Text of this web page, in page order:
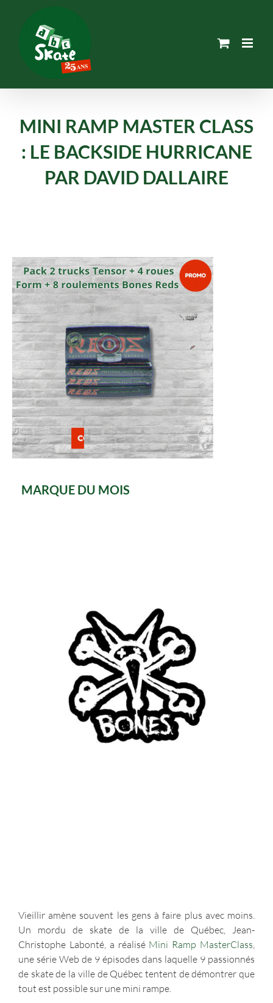
MINI RAMP MASTER CLASS
: LE BACKSIDE HURRICANE
PAR DAVID DALLAIRE
Vieillir amène souvent les gens à faire plus avec moins.
Un mordu de skate de la ville de Québec, Jean-
Christophe Labonté, a réalisé Mini Ramp MasterClass,
une série Web de 9 épisodes dans laquelle 9 passionnés
de skate de la ville de Québec tentent de démontrer que
tout est possible sur une mini rampe.
MARQUE DU MOIS